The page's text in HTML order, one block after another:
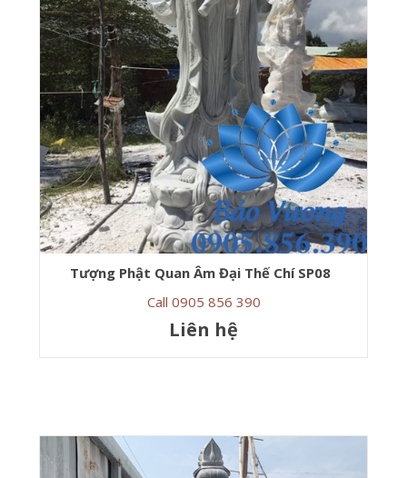
Tượng Phật Quan Âm Đại Thế Chí SP08
Call 0905 856 390
Liên hệ